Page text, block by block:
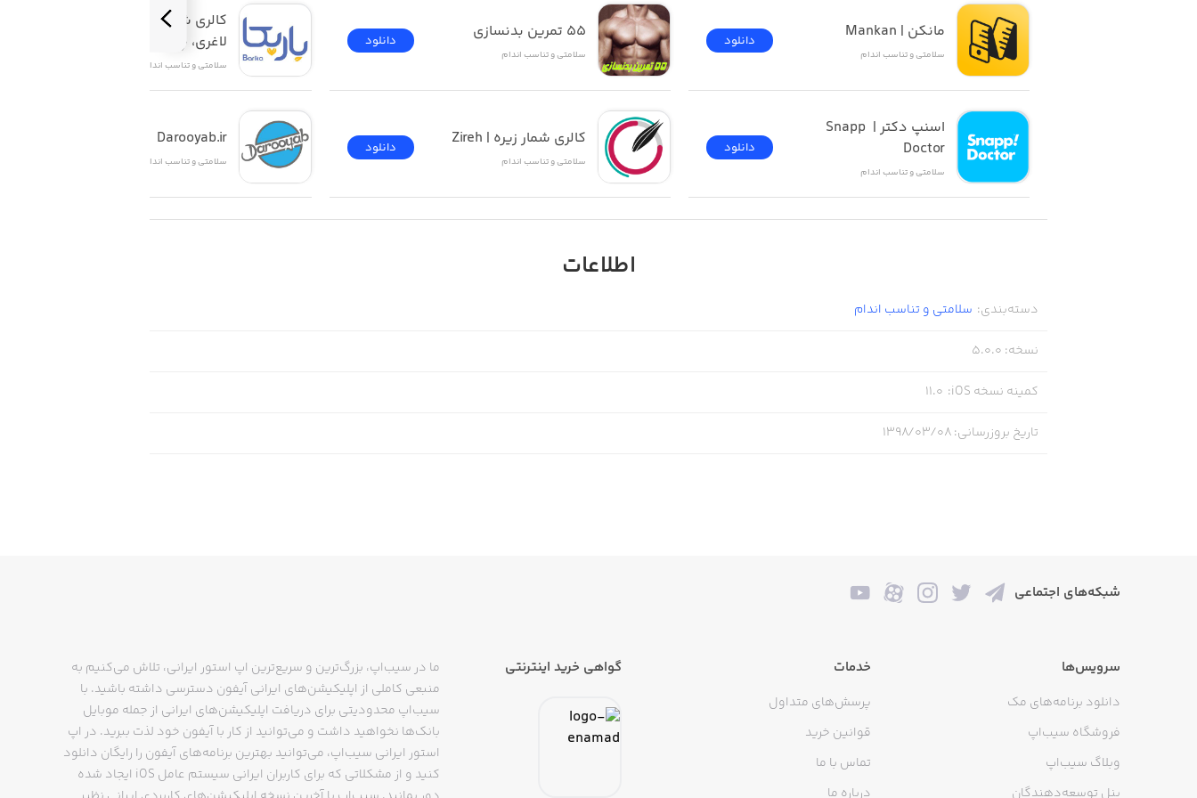
PRESS:
** #1 Top listed app in New York Times ‘How to Meditate’ guide
** Featured on The Daily Show, Good Morning America, Nightline, The Rachael Ray Show, and more.
If you’d like to unlock full access to our 500+ videos and guided meditations, we offer auto-renewing monthly and yearly
your iTunes Account at confirmation of purchase and your Ten Percent Happier subscription will automatically renew (at the duration
selected) unless auto-renew is turned off at least 24 hours before the end of the current period; your credit card will be charged
About the 10% Happier book:
مانکن |‌ Mankan
سلامتی و تناسب اندام
دانلود
اسنپ دکتر | Snapp
Doctor
سلامتی و تناسب اندام
دانلود
55 تمرین بدنسازی
سلامتی و تناسب اندام
دانلود
کالری شمار زیره | Zireh
سلامتی و تناسب اندام
دانلود
لاغری، چاقی | Barika
سلامتی و تناسب اندام
Darooyab.ir
سلامتی و تناسب اندام
اطلاعات
دسته‌بندی: سلامتی و تناسب اندام
نسخه:
5.0.0
کمینه نسخه iOS :
11.0
تاریخ بروزرسانی:۱۳۹۸/۰۳/۰۸
شبکه‌های اجتماعی
سرویس‌ها
دانلود برنامه‌های مک
فروشگاه سیب‌اپ
وبلاگ سیب‌اپ
پنل توسعه‌دهندگان
خدمات
پرسش‌های متداول
قوانین خرید
تماس با ما
درباره ما
گواهی خرید اینترنتی
ما در سیب‌اپ، بزرگ‌ترین و سریع‌ترین اپ استور ایرانی، تلاش می‌کنیم به
منبعی کاملی از اپلیکیشن‌های ایرانی آیفون دسترسی داشته باشید. با
سیب‌اپ محدودیتی برای دریافت اپلیکیشن‌های ایرانی از جمله موبایل
بانک‌ها نخواهید داشت و می‌توانید از کار با آیفون خود لذت ببرید. در اپ
استور ایرانی سیب‌اپ، می‌توانید بهترین برنامه‌های آیفون را رایگان دانلود
کنید و از مشکلاتی که برای کاربران ایرانی سیستم عامل iOS ایجاد شده